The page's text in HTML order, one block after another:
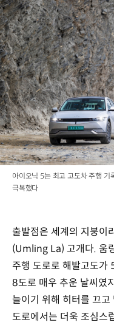
아이오닉 5는 최고 고도차 주행 기
극복했다
출발점은 세계의 지붕이
(Umling La) 고개다. 움
주행 도로로 해발고도가
8도로 매우 추운 날씨였
늘이기 위해 히터를 끄
도로에서는 더욱 조심스